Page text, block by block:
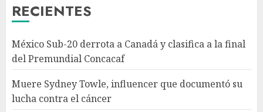
RECIENTES
México Sub-20 derrota a Canadá y clasifica a la final
del Premundial Concacaf
Muere Sydney Towle, influencer que documentó su
lucha contra el cáncer
3
4
Pronostican victoria 3-1 de
América Femenil sobre Cruz
Azul en Jornada 2
AGOSTO 8, 2026